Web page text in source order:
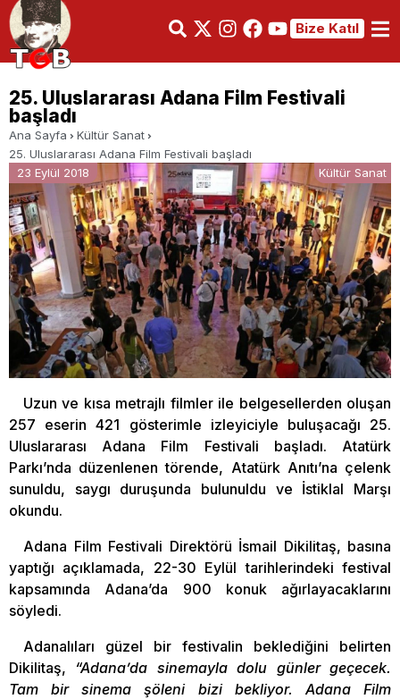
Bize Katıl
25. Uluslararası Adana Film Festivali
başladı
Ana Sayfa
Kültür Sanat
25. Uluslararası Adana Film Festivali başladı
23 Eylül 2018
Kültür Sanat
Uzun ve kısa metrajlı filmler ile belgesellerden oluşan
257 eserin 421 gösterimle izleyiciyle buluşacağı 25.
Uluslararası Adana Film Festivali başladı. Atatürk
Parkı’nda düzenlenen törende, Atatürk Anıtı’na çelenk
sunuldu, saygı duruşunda bulunuldu ve İstiklal Marşı
okundu.
Adana Film Festivali Direktörü İsmail Dikilitaş, basına
yaptığı açıklamada, 22-30 Eylül tarihlerindeki festival
kapsamında Adana’da 900 konuk ağırlayacaklarını
söyledi.
Adanalıları güzel bir festivalin beklediğini belirten
Dikilitaş, “Adana’da sinemayla dolu günler geçecek.
Tam bir sinema şöleni bizi bekliyor. Adana Film